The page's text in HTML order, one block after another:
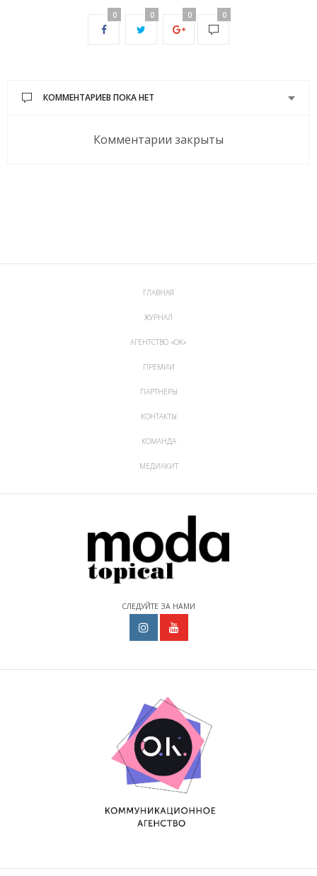
0 0 0 0
КОММЕНТАРИЕВ ПОКА НЕТ
Комментарии закрыты
ГЛАВНАЯ
ЖУРНАЛ
АГЕНТСТВО «ОК»
ПРЕМИИ
ПАРТНЕРЫ
КОНТАКТЫ
КОМАНДА
МЕДИАКИТ
СЛЕДУЙТЕ ЗА НАМИ